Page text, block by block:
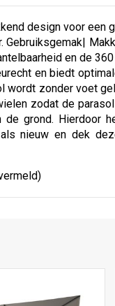
design voor een
en de
en biedt
zonder voet
zodat de
grond. Hierdoor
nieuw en dek